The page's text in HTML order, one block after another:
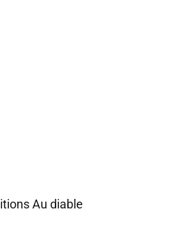
Au diable